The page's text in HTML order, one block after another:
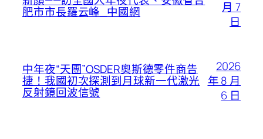
肥市市長羅云峰_中國網
月 7
日
中年夜“天團”OSDER奧斯德零件商告
捷！我國初次探測到月球新一代激光
反射鏡回波信號
2026
年 8 月
6 日